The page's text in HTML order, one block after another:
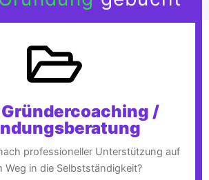
Gründercoaching /
professioneller Unterstützung auf
Weg in die Selbstständigkeit?